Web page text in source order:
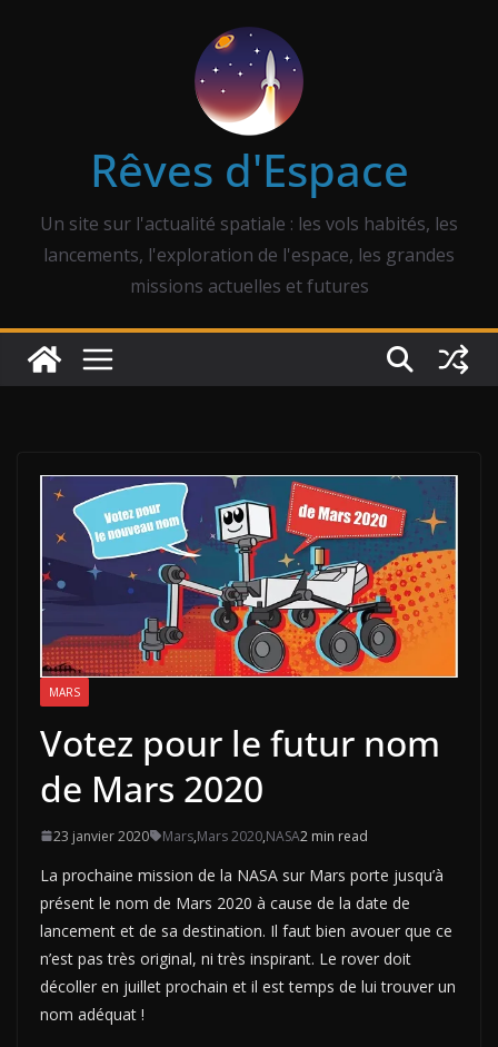
Rêves d'Espace
Un site sur l'actualité spatiale : les vols habités, les
lancements, l'exploration de l'espace, les grandes
missions actuelles et futures
MARS
Votez pour le futur nom
de Mars 2020
23 janvier 2020 Mars,Mars 2020,NASA2 min read
La prochaine mission de la NASA sur Mars porte jusqu’à
présent le nom de Mars 2020 à cause de la date de
lancement et de sa destination. Il faut bien avouer que ce
n’est pas très original, ni très inspirant. Le rover doit
décoller en juillet prochain et il est temps de lui trouver un
nom adéquat !